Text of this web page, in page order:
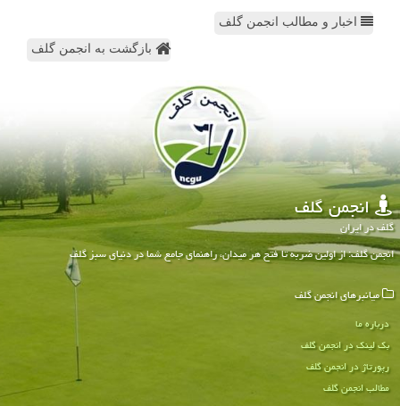
اخبار و مطالب انجمن گلف
بازگشت به انجمن گلف
انجمن گلف
گلف در ایران
انجمن گلف: از اولین ضربه تا فتح هر میدان، راهنمای جامع شما در دنیای سبز گلف
میانبرهای انجمن گلف
درباره ما
بک لینک در انجمن گلف
رپورتاژ در انجمن گلف
مطالب انجمن گلف